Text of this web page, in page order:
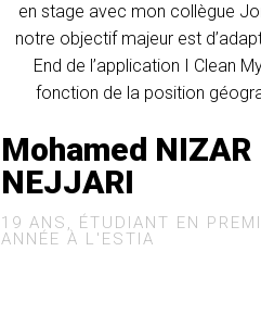
en stage avec mon collègue
notre objectif majeur est
End de l’application I Clean
fonction de la position
Mohamed NIZAR
NEJJARI
19 ANS, ÉTUDIANT EN
ANNÉE À L'ESTIA